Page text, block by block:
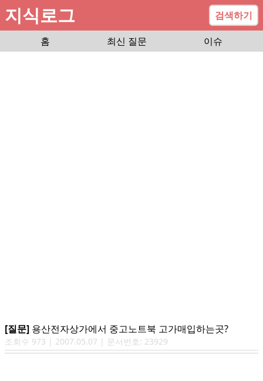
지식로그
검색하기
홈
최신 질문 이슈
[질문] 용산전자상가에서 중고노트북 고가매입하는곳?
조회수 973 | 2007.05.07 | 문서번호: 23929